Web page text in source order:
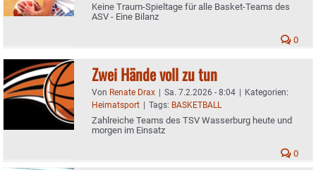
Keine Traum-Spieltage für alle Basket-Teams des
ASV - Eine Bilanz
0
Zwei Hände voll zu tun
Von Renate Drax | Sa. 7.2.2026 - 8:04 | Kategorien:
Heimatsport | Tags: BASKETBALL
Zahlreiche Teams des TSV Wasserburg heute und
morgen im Einsatz
0